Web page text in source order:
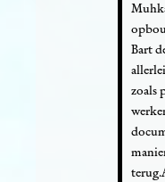
Bart
zoals